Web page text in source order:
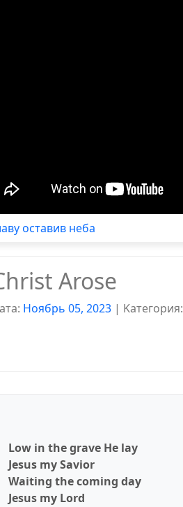
оставив неба
Arose
Ноябрь 05, 2023 | Kатегория:
Low in the grave He lay
Jesus my Savior
Waiting the coming day
Jesus my Lord